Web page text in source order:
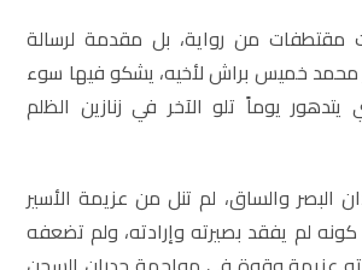
مقتطفات من رواية، بل مقدمة لرسالة
محمد خميس براش لأخيه، يشكو فيها سوء
يوماً تلو الآخر في زنازين الظلم
البصر والساق، لم تنل من عزيمة الأسير
لم يفقد بصيرته وإرادته، ولم تضعفه